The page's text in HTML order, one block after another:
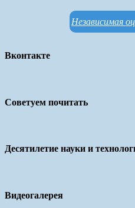
Независимая
Вконтакте
Советуем почитать
Десятилетие науки и
Видеогалерея